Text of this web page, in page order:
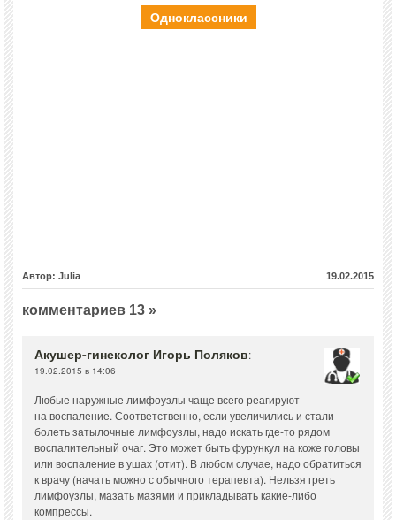
Одноклассники
Автор: Julia 19.02.2015
комментариев 13 »
Акушер-гинеколог Игорь Поляков:
19.02.2015 в 14:06
Любые наружные лимфоузлы чаще всего реагируют
на воспаление. Соответственно, если увеличились и стали
болеть затылочные лимфоузлы, надо искать где-то рядом
воспалительный очаг. Это может быть фурункул на коже головы
или воспаление в ушах (отит). В любом случае, надо обратиться
к врачу (начать можно с обычного терапевта). Нельзя греть
лимфоузлы, мазать мазями и прикладывать какие-либо
компрессы.